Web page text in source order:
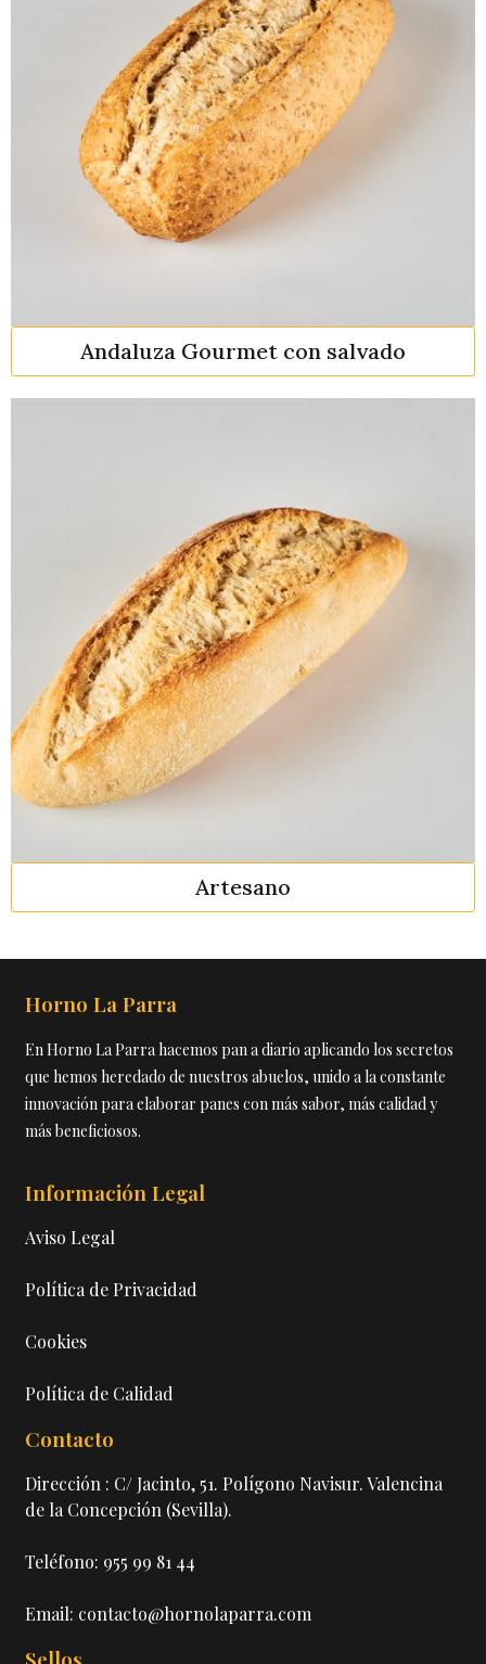
Andaluza Gourmet con salvado
Artesano
Horno La Parra
En Horno La Parra hacemos pan a diario aplicando los secretos
que hemos heredado de nuestros abuelos, unido a la constante
innovación para elaborar panes con más sabor, más calidad y
más beneficiosos.
Información Legal
Aviso Legal
Política de Privacidad
Cookies
Política de Calidad
Contacto
Dirección : C/ Jacinto, 51. Polígono Navisur. Valencina
de la Concepción (Sevilla).
Teléfono: 955 99 81 44
Email: contacto@hornolaparra.com
Sellos